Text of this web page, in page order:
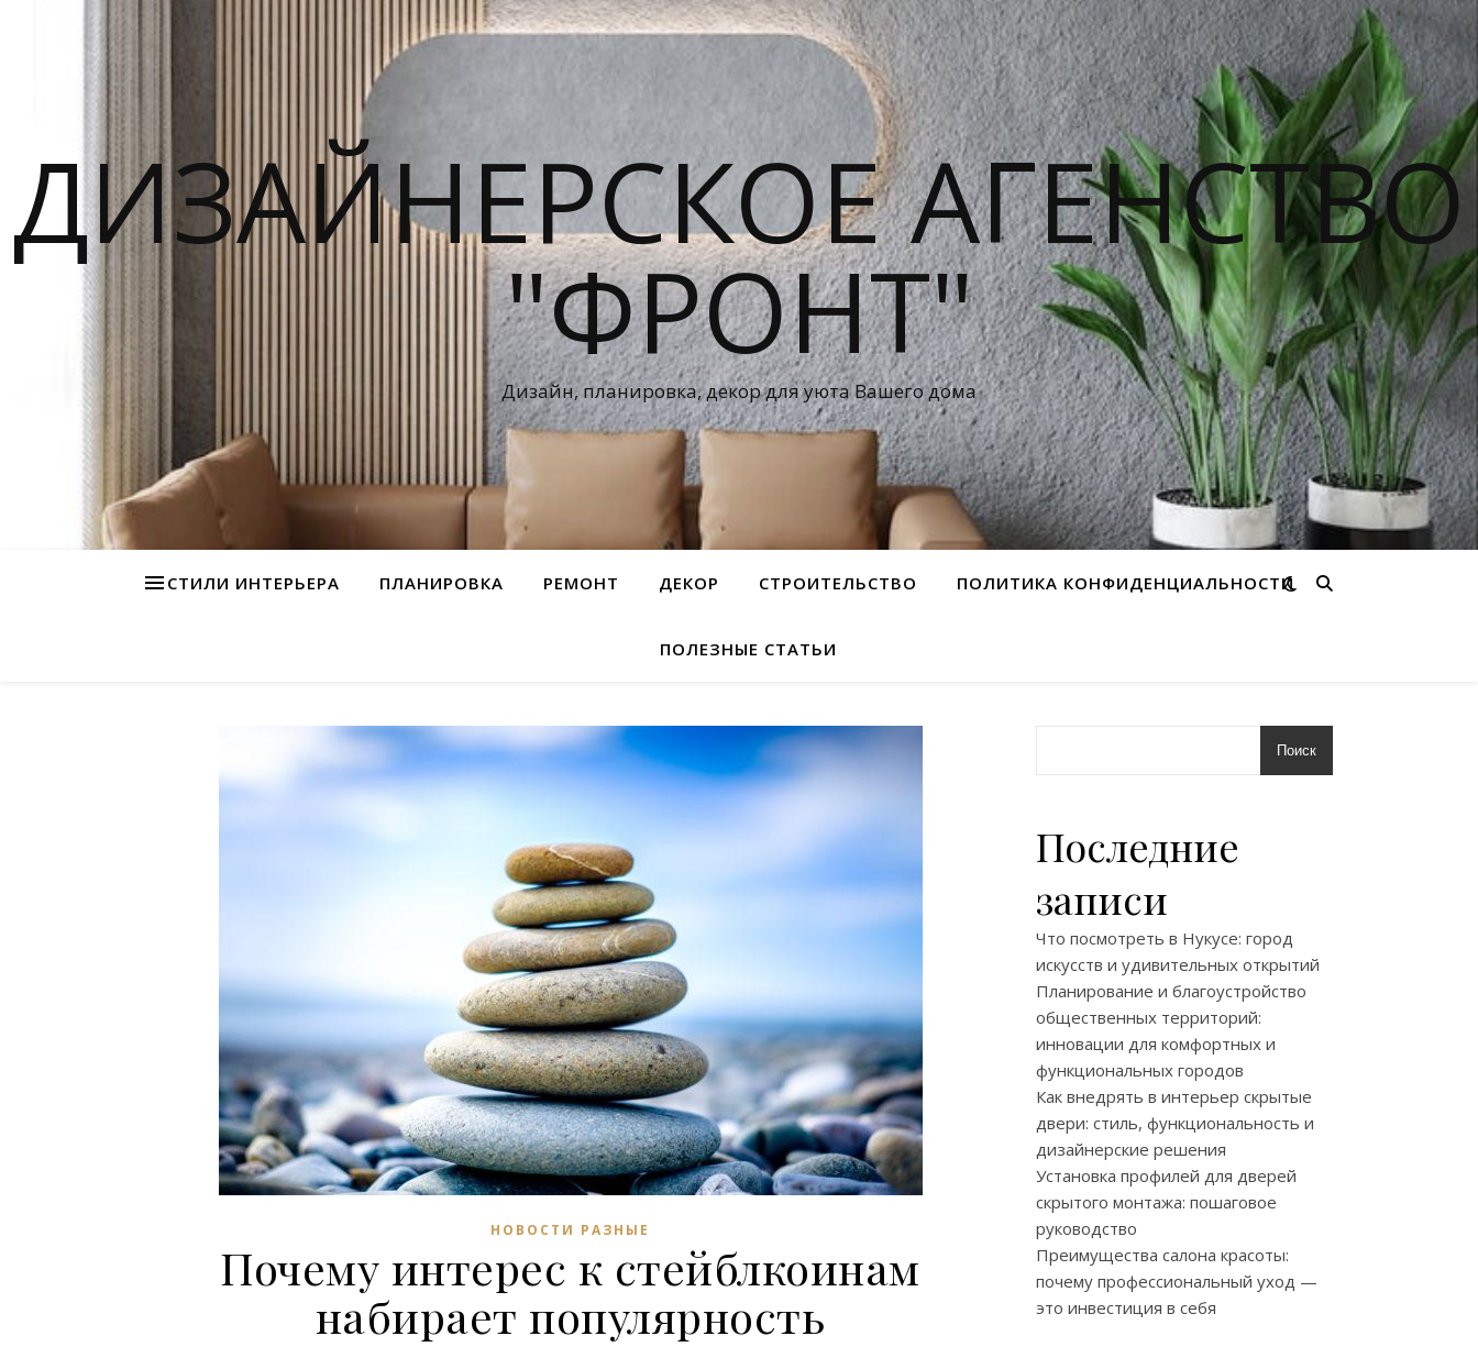
ДИЗАЙНЕРСКОЕ АГЕНСТВО
"ФРОНТ"
Дизайн, планировка, декор для уюта Вашего дома
СТИЛИ ИНТЕРЬЕРА ПЛАНИРОВКА РЕМОНТ ДЕКОР СТРОИТЕЛЬСТВО ПОЛИТИКА КОНФИДЕНЦИАЛЬНОСТИ
ПОЛЕЗНЫЕ СТАТЬИ
НОВОСТИ РАЗНЫЕ
Почему интерес к стейблкоинам
набирает популярность
Поиск
Последние
записи
Что посмотреть в Нукусе: город
искусств и удивительных открытий
Планирование и благоустройство
общественных территорий:
инновации для комфортных и
функциональных городов
Как внедрять в интерьер скрытые
двери: стиль, функциональность и
дизайнерские решения
Установка профилей для дверей
скрытого монтажа: пошаговое
руководство
Преимущества салона красоты:
почему профессиональный уход —
это инвестиция в себя